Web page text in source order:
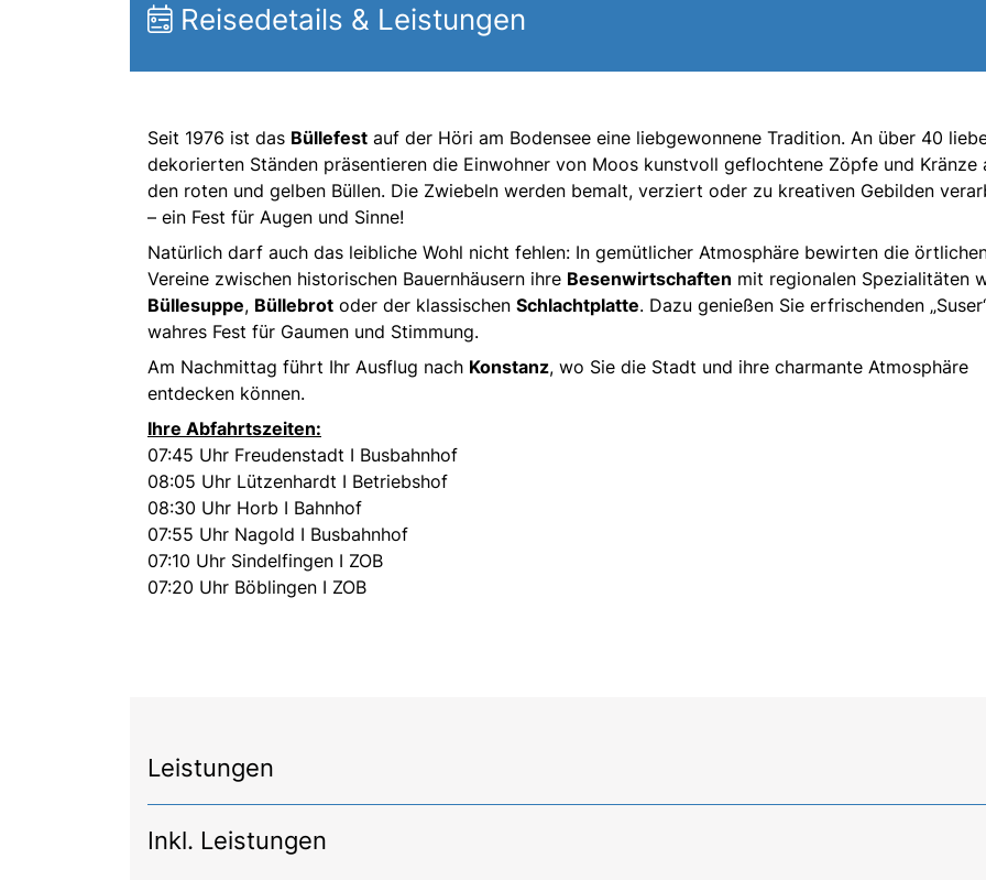
Reisedetails & Leistungen
Seit 1976 ist das Büllefest auf der Höri am Bodensee eine liebgewonnene Tradition. An über 40
dekorierten Ständen präsentieren die Einwohner von Moos kunstvoll geflochtene Zöpfe und Kränze
den roten und gelben Büllen. Die Zwiebeln werden bemalt, verziert oder zu kreativen Gebilden
– ein Fest für Augen und Sinne!
Natürlich darf auch das leibliche Wohl nicht fehlen: In gemütlicher Atmosphäre bewirten die
Vereine zwischen historischen Bauernhäusern ihre Besenwirtschaften mit regionalen Spezialitäten
Büllesuppe, Büllebrot oder der klassischen Schlachtplatte. Dazu genießen Sie erfrischenden
wahres Fest für Gaumen und Stimmung.
Am Nachmittag führt Ihr Ausflug nach Konstanz, wo Sie die Stadt und ihre charmante Atmosphäre
entdecken können.
Ihre Abfahrtszeiten:
07:45 Uhr Freudenstadt I Busbahnhof
08:05 Uhr Lützenhardt I Betriebshof
08:30 Uhr Horb I Bahnhof
07:55 Uhr Nagold I Busbahnhof
07:10 Uhr Sindelfingen I ZOB
07:20 Uhr Böblingen I ZOB
Leistungen
Inkl. Leistungen